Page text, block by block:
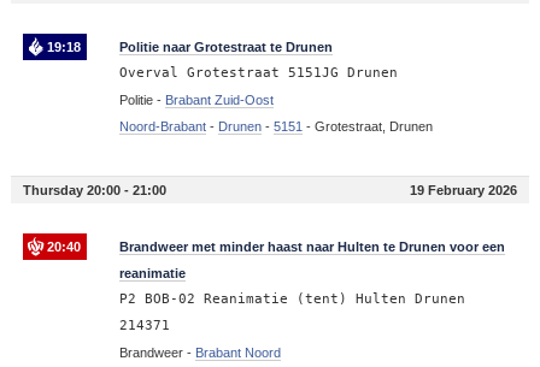
19:18 Politie naar Grotestraat te Drunen
Overval Grotestraat 5151JG Drunen
Politie - Brabant Zuid-Oost
Noord-Brabant- Drunen- 5151 - Grotestraat, Drunen
Thursday 20:00 - 21:00 19 February 2026
20:40
Brandweer met minder haast naar Hulten te Drunen voor een
reanimatie
P2 BOB-02 Reanimatie (tent) Hulten Drunen
214371
Brandweer - Brabant Noord